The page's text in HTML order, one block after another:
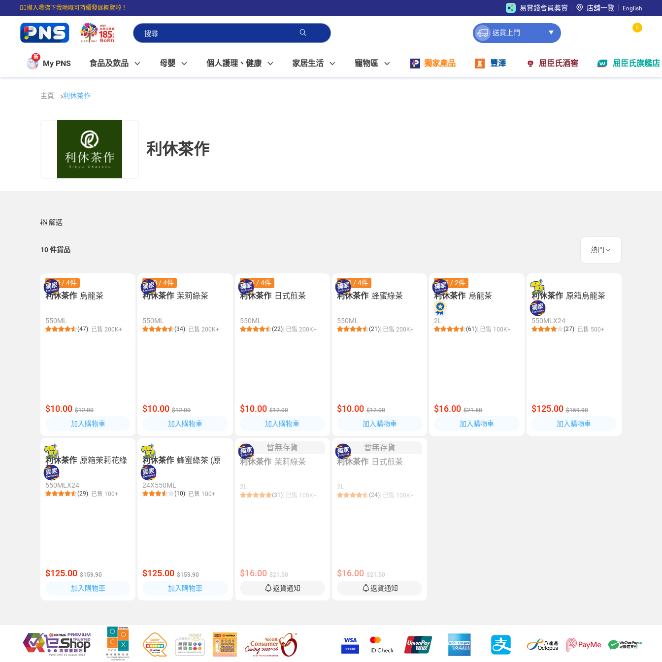
☝🏼㩒入嚟睇下我哋嘅可持續發展概覽啦！
⭐購物滿$399即享免費送貨；滿$100即可免費店取。
易賞錢會員獎賞 店舖一覽 English
送貨上門
0
新
My PNS 食品及飲品 母嬰 個人護理、健康 家居生活 寵物區 獨家產品 豐澤 屈臣氏酒窖 屈臣氏旗艦店
主頁 利休茶作
利休茶作
篩選
10件貨品 熱門
$30 / 4件
利休茶作 烏龍茶
550ML
(47) 已售 200K+
$10.00 $12.00
加入購物車
$30 / 4件
利休茶作 茉莉綠茶
550ML
(34) 已售 200K+
$10.00 $12.00
加入購物車
$30 / 4件
利休茶作 日式煎茶
550ML
(22) 已售 200K+
$10.00 $12.00
加入購物車
$30 / 4件
利休茶作 蜂蜜綠茶
550ML
(21) 已售 200K+
$10.00 $12.00
加入購物車
$26 / 2件
利休茶作 烏龍茶
2L
(61) 已售 100K+
$16.00 $21.50
加入購物車
利休茶作 原箱烏龍茶
550MLX24
(27) 已售 500+
$125.00 $159.90
加入購物車
利休茶作 原箱茉莉花綠
茶
550MLX24
(29) 已售 100+
$125.00 $159.90
加入購物車
利休茶作 蜂蜜綠茶 (原
箱)
24X550ML
(10) 已售 100+
$125.00 $159.90
加入購物車
暫無存貨
利休茶作 茉莉綠茶
2L
(31) 已售 100K+
$16.00 $21.50
返貨通知
暫無存貨
利休茶作 日式煎茶
2L
(24) 已售 100K+
$16.00 $21.50
返貨通知